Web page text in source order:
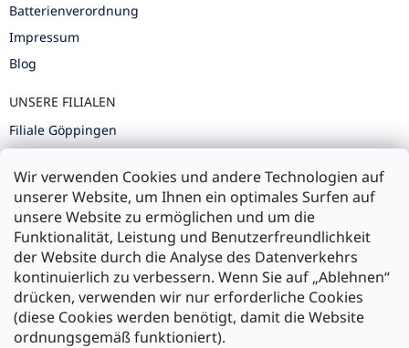
Wir verwenden Cookies und andere Technologien auf
unserer Website, um Ihnen ein optimales Surfen auf
unsere Website zu ermöglichen und um die
Funktionalität, Leistung und Benutzerfreundlichkeit
der Website durch die Analyse des Datenverkehrs
kontinuierlich zu verbessern. Wenn Sie auf „Ablehnen“
drücken, verwenden wir nur erforderliche Cookies
(diese Cookies werden benötigt, damit die Website
ordnungsgemäß funktioniert).
Batterienverordnung
Impressum
Blog
UNSERE FILIALEN
Filiale Göppingen
Filiale Ulm
Zahlung und Versand
Versand mit: